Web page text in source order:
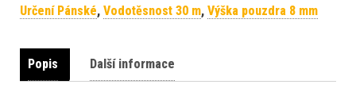
Určení Pánské, Vodotěsnost 30 m, Výška pouzdra 8 mm
Popis Další informace